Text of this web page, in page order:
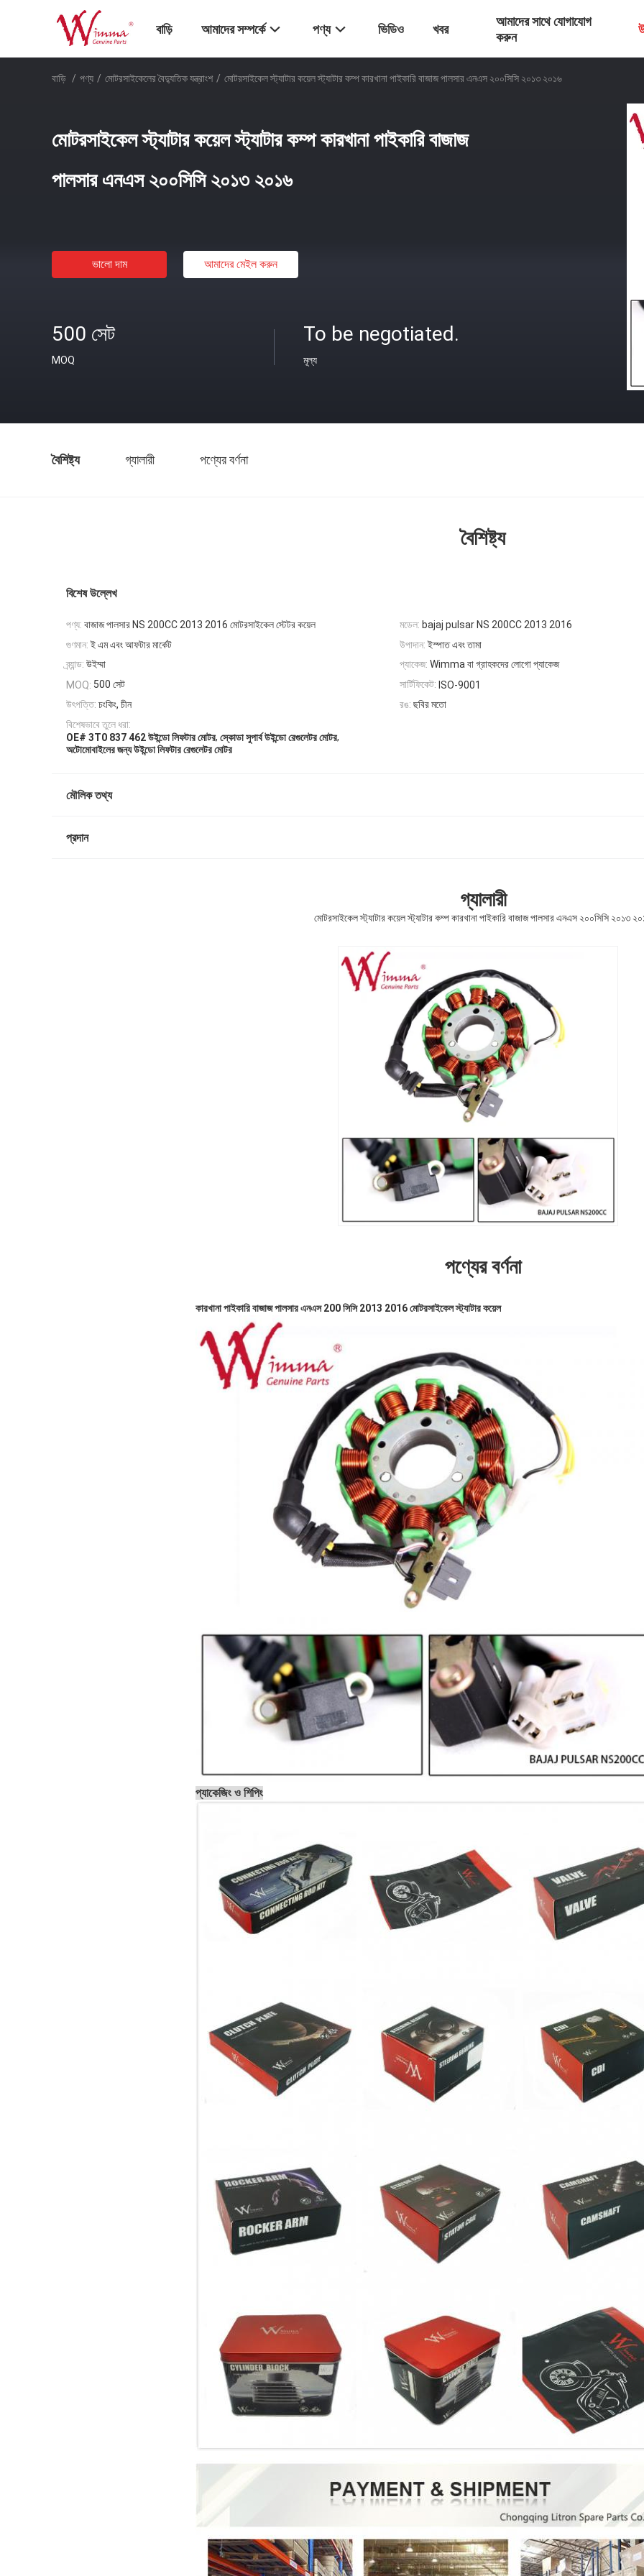
বাড়ি আমাদের সম্পর্কে পণ্য ভিডিও খবর
আমাদের সাথে যোগাযোগ
করুন
বাড়ি / পণ্য / মোটরসাইকেলের বৈদ্যুতিক যন্ত্রাংশ / মোটরসাইকেল স্ট্যাটার কয়েল স্ট্যাটার কম্প কারখানা পাইকারি বাজাজ পালসার এনএস ২০০সিসি ২০১৩ ২০১৬
মোটরসাইকেল স্ট্যাটার কয়েল স্ট্যাটার কম্প কারখানা পাইকারি বাজাজ
পালসার এনএস ২০০সিসি ২০১৩ ২০১৬
ভালো দাম আমাদের মেইল ​​করুন
500 সেট
MOQ
To be negotiated.
মূল্য
বৈশিষ্ট্য গ্যালারী পণ্যের বর্ণনা
বৈশিষ্ট্য
বিশেষ উল্লেখ
পণ্য: বাজাজ পালসার NS 200CC 2013 2016 মোটরসাইকেল স্টেটর কয়েল মডেল: bajaj pulsar NS 200CC 2013 2016
গুণমান: ই এম এবং আফটার মার্কেট উপাদান: ইস্পাত এবং তামা
ব্র্যান্ড: উইম্মা প্যাকেজ: Wimma বা গ্রাহকদের লোগো প্যাকেজ
MOQ: 500 সেট সার্টিফিকেট: ISO-9001
উৎপত্তি: চংকিং, চীন রঙ: ছবির মতো
বিশেষভাবে তুলে ধরা:
OE# 3T0 837 462 উইন্ডো লিফটার মোটর, স্কোডা সুপার্ব উইন্ডো রেগুলেটর মোটর,
অটোমোবাইলের জন্য উইন্ডো লিফটার রেগুলেটর মোটর
মৌলিক তথ্য
প্রদান
গ্যালারী
মোটরসাইকেল স্ট্যাটার কয়েল স্ট্যাটার কম্প কারখানা পাইকারি বাজাজ পালসার এনএস ২০০সিসি ২০১৩
পণ্যের বর্ণনা
কারখানা পাইকারি বাজাজ পালসার এনএস 200 সিসি 2013 2016 মোটরসাইকেল স্ট্যাটার কয়েল
প্যাকেজিং ও শিপিং